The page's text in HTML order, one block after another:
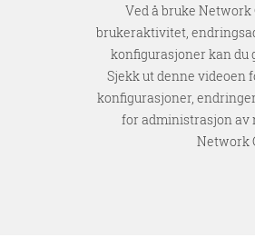
Ved å bruke
brukeraktivitet,
konfigurasjoner kan
Sjekk ut denne videoen
konfigurasjoner,
for administrasjon av
Network